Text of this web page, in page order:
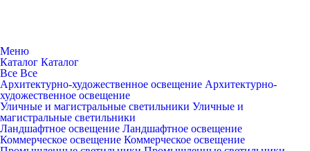
Меню
Каталог Каталог
Все Все
Архитектурно-художественное освещение Архитектурно-
художественное освещение
Уличные и магистральные светильники Уличные и
магистральные светильники
Ландшафтное освещение Ландшафтное освещение
Коммерческое освещение Коммерческое освещение